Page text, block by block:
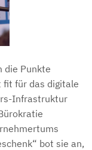
die Punkte
fit für das digitale
Infrastruktur
bot sie an,